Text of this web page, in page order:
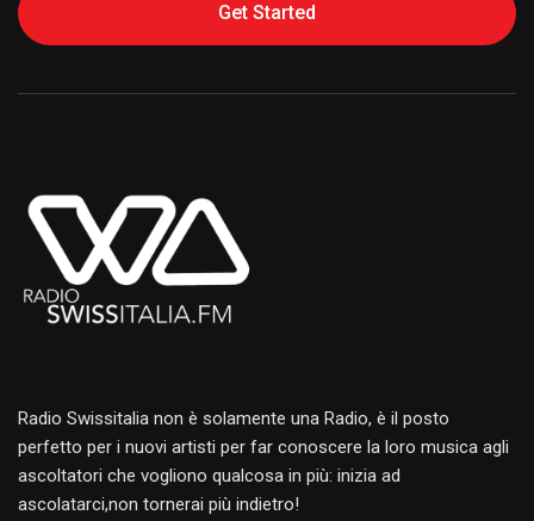
Get Started
Radio Swissitalia non è solamente una Radio, è il posto
perfetto per i nuovi artisti per far conoscere la loro musica agli
ascoltatori che vogliono qualcosa in più: inizia ad
ascolatarci,non tornerai più indietro!